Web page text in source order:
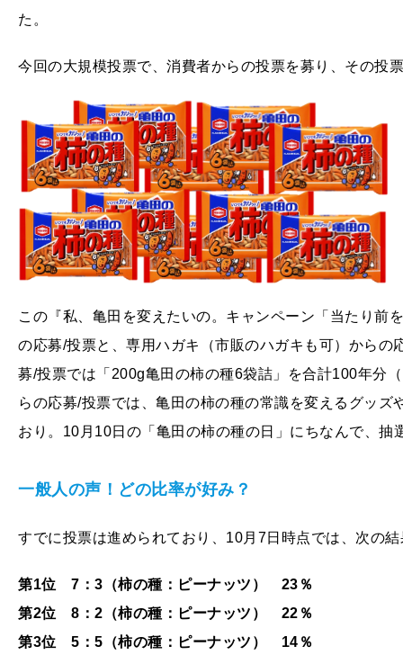
た。
今回の大規模投票で、消費者からの投票を募り、その投
この『私、亀田を変えたいの。キャンペーン「当たり前
の応募/投票と、専用ハガキ（市販のハガキも可）から
募/投票では「200g亀田の柿の種6袋詰」を合計100年分
らの応募/投票では、亀田の柿の種の常識を変えるグッ
おり。10月10日の「亀田の柿の種の日」にちなんで、
一般人の声！どの比率が好み？
すでに投票は進められており、10月7日時点では、次の
第1位 7：3（柿の種：ピーナッツ） 23％
第2位 8：2（柿の種：ピーナッツ） 22％
第3位 5：5（柿の種：ピーナッツ） 14％